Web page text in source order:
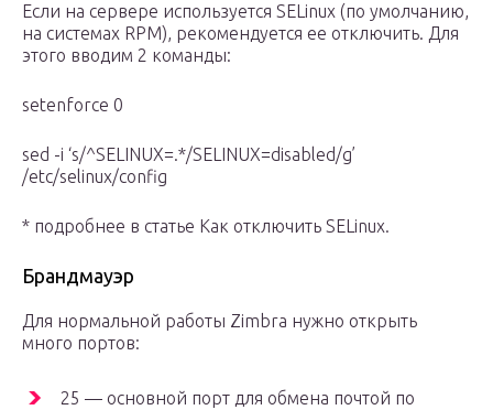
Если на сервере используется SELinux (по умолчанию,
на системах RPM), рекомендуется ее отключить. Для
этого вводим 2 команды:
setenforce 0
sed -i ‘s/^SELINUX=.*/SELINUX=disabled/g’
/etc/selinux/config
* подробнее в статье Как отключить SELinux.
Брандмауэр
Для нормальной работы Zimbra нужно открыть
много портов:
25 — основной порт для обмена почтой по